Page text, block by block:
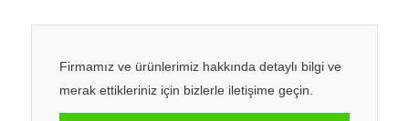
Firmamız ve ürünlerimiz hakkında detaylı bilgi ve
merak ettikleriniz için bizlerle iletişime geçin.